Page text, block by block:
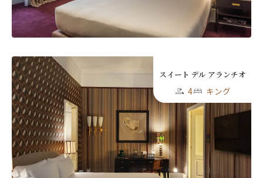
スイート デル アランチオ
4 キング